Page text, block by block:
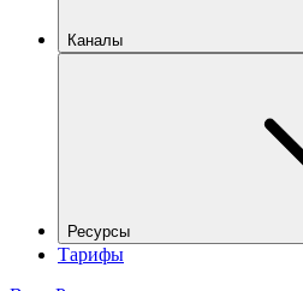
Каналы
Ресурсы
Тарифы